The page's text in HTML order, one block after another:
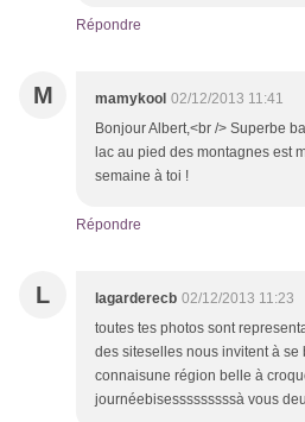
Répondre
M mamykool 02/12/2013 11:41
Bonjour Albert,<br /> Superbe
lac au pied des montagnes est
semaine à toi !
Répondre
L lagarderecb 02/12/2013 11:23
toutes tes photos sont
des siteselles nous invitent à se
connaisune région belle à
journéebisesssssssssà vous